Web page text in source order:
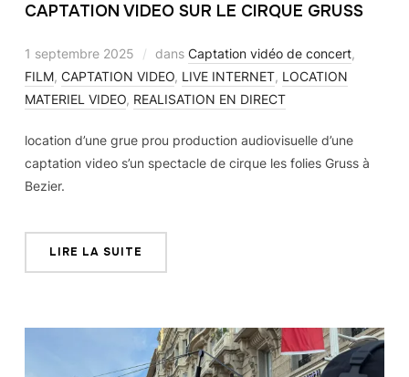
CAPTATION VIDEO SUR LE CIRQUE GRUSS
1 septembre 2025 dans Captation vidéo de concert,
FILM, CAPTATION VIDEO, LIVE INTERNET, LOCATION
MATERIEL VIDEO, REALISATION EN DIRECT
location d’une grue prou production audiovisuelle d’une
captation video s’un spectacle de cirque les folies Gruss à
Bezier.
LIRE LA SUITE